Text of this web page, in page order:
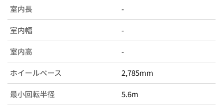
室内長 -
室内幅 -
室内高 -
ホイールベース 2,785mm
最小回転半径 5.6m